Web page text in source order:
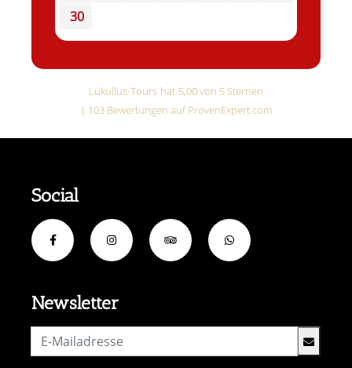
30
Lukullus-Tours hat 5,00von 5Sternen
| 103 Bewertungen auf ProvenExpert.com
Newsletter
Social